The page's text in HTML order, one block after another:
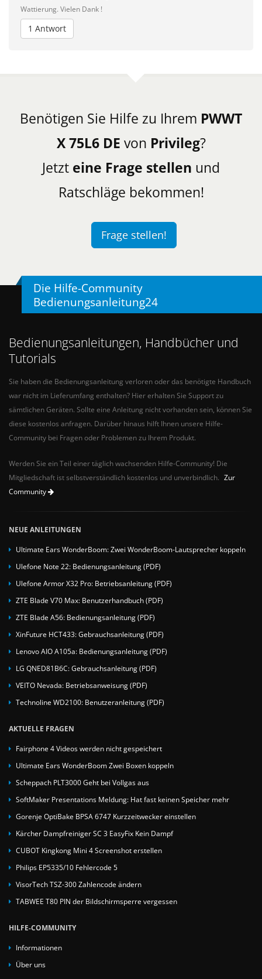
Wattierung. Vielen Dank !
1 Antwort
Benötigen Sie Hilfe zu Ihrem PWWT
X 75L6 DE von Privileg?
Jetzt eine Frage stellen und
Ratschläge bekommen!
Frage stellen!
Die Hilfe-Community
Bedienungsanleitung24
Bedienungsanleitungen, Handbücher und
Tutorials
Sie haben die Bedienungsanleitung verloren oder das benötigte Handbuch
war nicht im Lieferumfang enthalten? Hier erhalten Sie Support zu
sämtlichen Geräten. Sollte eine Anleitung nicht vorhanden sein, können Sie
diese kostenlos anfragen. Darüber hinaus hilft Ihnen unsere Hilfe-
Community bei Fragen oder Problemen zu Ihrem Produkt.
Werden Sie ein Teil einer täglich wachsenden Hilfe-Community! Die
Mitgliedschaft ist selbstverständlich kostenlos und unverbindlich. Zur
Community
NEUE ANLEITUNGEN
Ultimate Ears WonderBoom: Zwei WonderBoom-Lautsprecher koppeln
Ulefone Note 22: Bedienungsanleitung (PDF)
Ulefone Armor X32 Pro: Betriebsanleitung (PDF)
ZTE Blade V70 Max: Benutzerhandbuch (PDF)
ZTE Blade A56: Bedienungsanleitung (PDF)
XinFuture HCT433: Gebrauchsanleitung (PDF)
Lenovo AIO A105a: Bedienungsanleitung (PDF)
LG QNED81B6C: Gebrauchsanleitung (PDF)
VEITO Nevada: Betriebsanweisung (PDF)
Technoline WD2100: Benutzeranleitung (PDF)
AKTUELLE FRAGEN
Fairphone 4 Videos werden nicht gespeichert
Ultimate Ears WonderBoom Zwei Boxen koppeln
Scheppach PLT3000 Geht bei Vollgas aus
SoftMaker Presentations Meldung: Hat fast keinen Speicher mehr
Gorenje OptiBake BPSA 6747 Kurzzeitwecker einstellen
Kärcher Dampfreiniger SC 3 EasyFix Kein Dampf
CUBOT Kingkong Mini 4 Screenshot erstellen
Philips EP5335/10 Fehlercode 5
VisorTech TSZ-300 Zahlencode ändern
TABWEE T80 PIN der Bildschirmsperre vergessen
HILFE-COMMUNITY
Informationen
Über uns